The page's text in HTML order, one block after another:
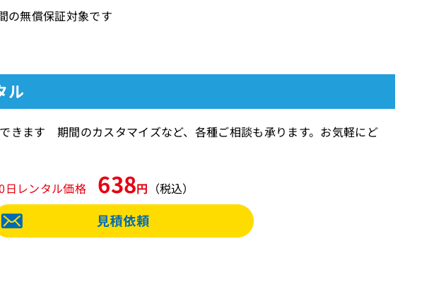
の無償保証対象です
ル
ます 期間のカスタマイズなど、各種ご相談も承ります。お気軽にど
日レンタル価格 638円 （税込）